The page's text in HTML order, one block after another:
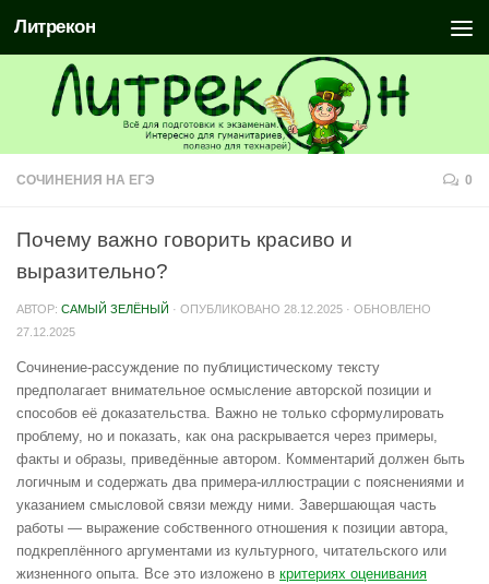
Литрекон
СОЧИНЕНИЯ НА ЕГЭ 0
Почему важно говорить красиво и
выразительно?
АВТОР: САМЫЙ ЗЕЛЁНЫЙ · ОПУБЛИКОВАНО 28.12.2025 · ОБНОВЛЕНО
27.12.2025
Сочинение-рассуждение по публицистическому тексту
предполагает внимательное осмысление авторской позиции и
способов её доказательства. Важно не только сформулировать
проблему, но и показать, как она раскрывается через примеры,
факты и образы, приведённые автором. Комментарий должен быть
логичным и содержать два примера-иллюстрации с пояснениями и
указанием смысловой связи между ними. Завершающая часть
работы — выражение собственного отношения к позиции автора,
подкреплённого аргументами из культурного, читательского или
жизненного опыта. Все это изложено в критериях оценивания